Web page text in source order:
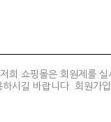
희 쇼핑몰은 회원제를 실
시길 바랍니다. 회원가